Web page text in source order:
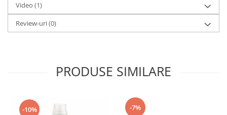
Video (1)
Review-uri(0)
PRODUSE SIMILARE
-10% -7%